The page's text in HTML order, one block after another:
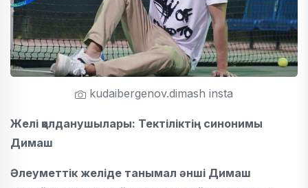
kudaibergenov.dimash insta
Желі қолданушылары: Тектіліктің синонимы
Димаш
Әлеуметтік желіде танымал әнші Димаш